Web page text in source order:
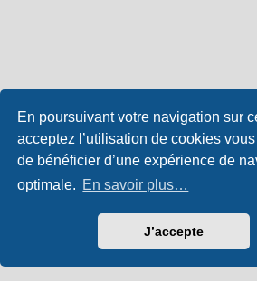
En poursuivant votre navigation sur
acceptez l’utilisation de cookies
de bénéficier d’une expérience de
optimale. En savoir plus…
J’accepte